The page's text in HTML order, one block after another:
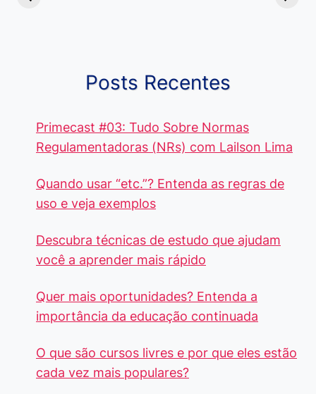
Posts Recentes
Primecast #03: Tudo Sobre Normas
Regulamentadoras (NRs) com Lailson Lima
Quando usar “etc.”? Entenda as regras de
uso e veja exemplos
Descubra técnicas de estudo que ajudam
você a aprender mais rápido
Quer mais oportunidades? Entenda a
importância da educação continuada
O que são cursos livres e por que eles estão
cada vez mais populares?